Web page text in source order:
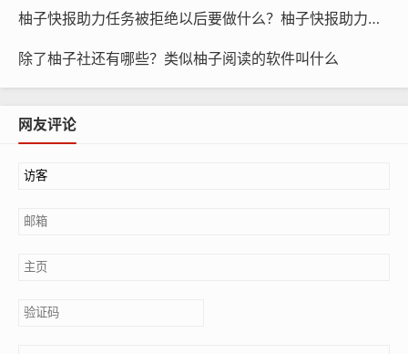
柚子快报助力任务被拒绝以后要做什么？柚子快报助力的昵称是什么
除了柚子社还有哪些？类似柚子阅读的软件叫什么
网友评论